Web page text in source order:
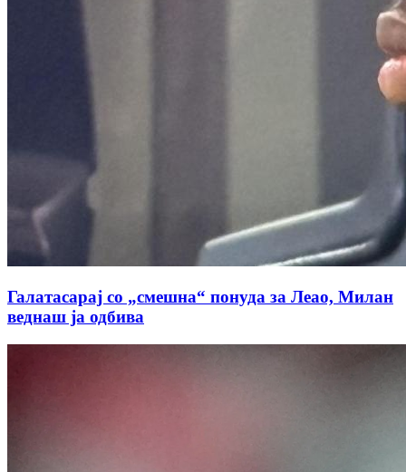
Галатасарај со „смешна“ понуда за Леао, Милан
веднаш ја одбива